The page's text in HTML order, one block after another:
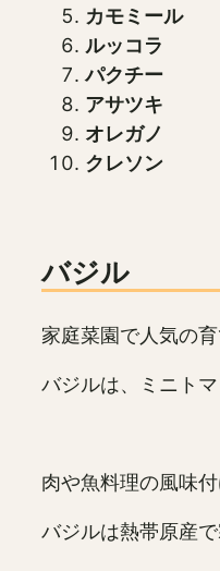
カモミール
ルッコラ
パクチー
アサツキ
オレガノ
クレソン
バジル
家庭菜園で人気の
バジルは、ミニト
肉や魚料理の風味
バジルは熱帯原産